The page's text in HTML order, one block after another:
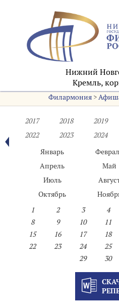
Нижний
Кремль,
Филармония>
2017 2018 2019
2022
2023 2024
Январь
Апрель
Май
Июль
Октябрь
1
2 3 4
8
9 10 11
15
16 17 18
22
23 24 25
29
30